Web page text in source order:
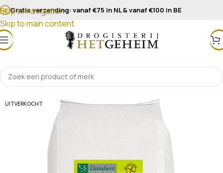
Skip to navigation
Skip to main content
Gratis verzending: vanaf €75 in NL & vanaf €100 in BE
UITVERKOCHT